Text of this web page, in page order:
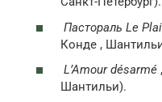
Пастораль Le
Конде ,
L’Amour désarmé
Шантильи).